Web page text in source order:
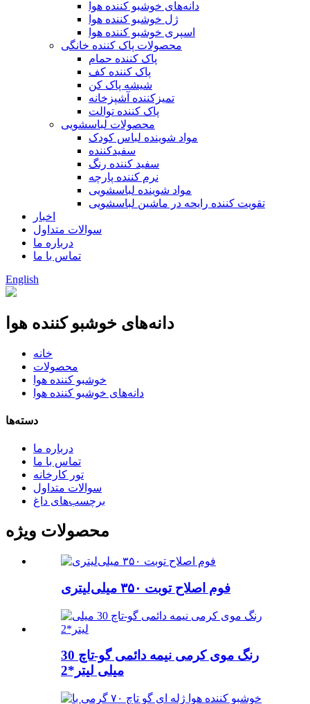
دانه‌های خوشبو کننده هوا
ژل خوشبو کننده هوا
اسپری خوشبو کننده هوا
محصولات پاک کننده خانگی
پاک کننده حمام
پاک کننده کف
شیشه پاک کن
تمیزکننده آشپزخانه
پاک کننده توالت
محصولات لباسشویی
مواد شوینده لباس کودک
سفیدکننده
سفید کننده رنگ
نرم کننده پارچه
مواد شوینده لباسشویی
تقویت کننده رایحه در ماشین لباسشویی
اخبار
سوالات متداول
درباره ما
تماس با ما
English
دانه‌های خوشبو کننده هوا
خانه
محصولات
خوشبو کننده هوا
دانه‌های خوشبو کننده هوا
دسته‌ها
درباره ما
تماس با ما
تور کارخانه
سوالات متداول
برچسب‌های داغ
محصولات ویژه
فوم اصلاح توبت ۳۵۰ میلی‌لیتری
رنگ موی کرمی نیمه دائمی گو-تاچ 30
میلی لیتر*2